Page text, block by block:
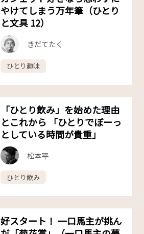
やけてしまう万年筆（ひとり
と文具 12）
きだてたく
ひとり趣味
「ひとり飲み」を始めた理由
とこれから 「ひとりでぼーっ
としている時間が貴重」
松本宰
ひとり飲み
好スタート！ 一口馬主が挑ん